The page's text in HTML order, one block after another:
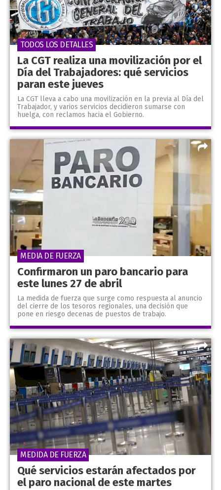
La CGT realiza una movilización por el
Día del Trabajadores: qué servicios
paran este jueves
La CGT lleva a cabo una movilización en la previa al Día del
Trabajador, y varios servicios decidieron sumarse con
huelga, con reclamos hacia el Gobierno.
TODOS LOS DETALLES
Confirmaron un paro bancario para
este lunes 27 de abril
La medida de fuerza que surge como respuesta al anuncio
del cierre de los tesoros regionales, una decisión que
pone en riesgo decenas de puestos de trabajo.
MEDIA DE FUERZA
Qué servicios estarán afectados por
el paro nacional de este martes
MEDIDA DE FUERZA